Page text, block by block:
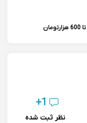
1+
نظر ثبت شده